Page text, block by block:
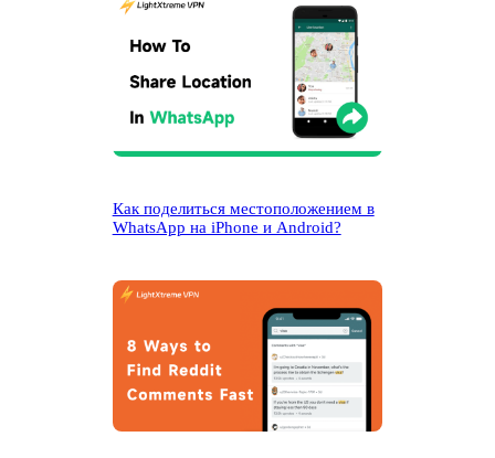
Как поделиться местоположением в
WhatsApp на iPhone и Android?